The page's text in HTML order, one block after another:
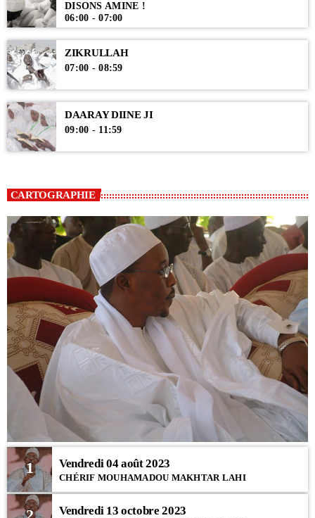
DISONS AMINE !
06:00 - 07:00
ZIKRULLAH
07:00 - 08:59
DAARAY DIINE JI
09:00 - 11:59
CARTOGRAPHIE
1 Vendredi 04 août 2023
CHÉRIF MOUHAMADOU MAKHTAR LAHI
Vendredi 13 octobre 2023